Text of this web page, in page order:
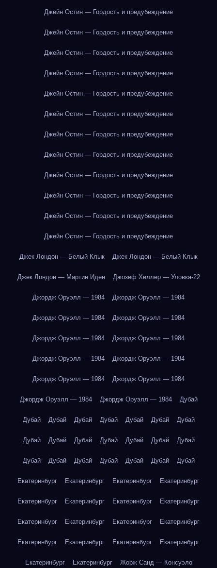
Джейн Остин — Гордость и предубеждение
Джейн Остин — Гордость и предубеждение
Джейн Остин — Гордость и предубеждение
Джейн Остин — Гордость и предубеждение
Джейн Остин — Гордость и предубеждение
Джейн Остин — Гордость и предубеждение
Джейн Остин — Гордость и предубеждение
Джейн Остин — Гордость и предубеждение
Джейн Остин — Гордость и предубеждение
Джейн Остин — Гордость и предубеждение
Джейн Остин — Гордость и предубеждение
Джейн Остин — Гордость и предубеждение
Джек Лондон — Белый Клык Джек Лондон — Белый Клык
Джек Лондон — Мартин Иден Джозеф Хеллер — Уловка-22
Джордж Оруэлл — 1984 Джордж Оруэлл — 1984
Джордж Оруэлл — 1984 Джордж Оруэлл — 1984
Джордж Оруэлл — 1984 Джордж Оруэлл — 1984
Джордж Оруэлл — 1984 Джордж Оруэлл — 1984
Джордж Оруэлл — 1984 Джордж Оруэлл — 1984
Джордж Оруэлл — 1984 Джордж Оруэлл — 1984 Дубай
Дубай Дубай Дубай Дубай Дубай Дубай Дубай
Дубай Дубай Дубай Дубай Дубай Дубай Дубай
Дубай Дубай Дубай Дубай Дубай Дубай Дубай
Екатеринбург Екатеринбург Екатеринбург Екатеринбург
Екатеринбург Екатеринбург Екатеринбург Екатеринбург
Екатеринбург Екатеринбург Екатеринбург Екатеринбург
Екатеринбург Екатеринбург Екатеринбург Екатеринбург
Екатеринбург Екатеринбург Жорж Санд — Консуэло